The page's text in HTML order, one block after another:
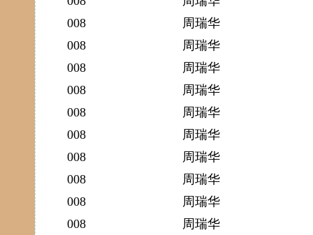
008
周瑞华
008
周瑞华
008
周瑞华
008
周瑞华
008
周瑞华
008
周瑞华
008
周瑞华
008
周瑞华
008
周瑞华
008
周瑞华